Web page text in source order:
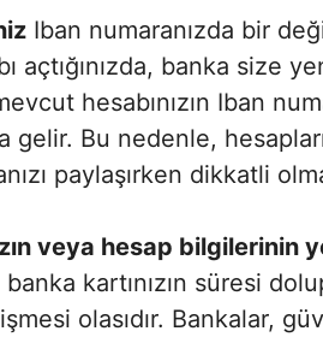
Iban numaranızda bir
açtığınızda, banka size
hesabınızın Iban
Bu nedenle,
paylaşırken dikkatli
veya hesap bilgilerinin
kartınızın süresi
olasıdır. Bankalar,